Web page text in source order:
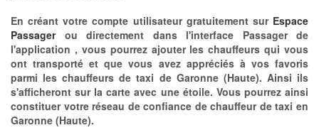
En créant votre compte utilisateur gratuitement sur Espace
Passager ou directement dans l'interface Passager de
l'application , vous pourrez ajouter les chauffeurs qui vous
ont transporté et que vous avez appréciés à vos favoris
parmi les chauffeurs de taxi de Garonne (Haute). Ainsi ils
s'afficheront sur la carte avec une étoile. Vous pourrez ainsi
constituer votre réseau de confiance de chauffeur de taxi en
Garonne (Haute).